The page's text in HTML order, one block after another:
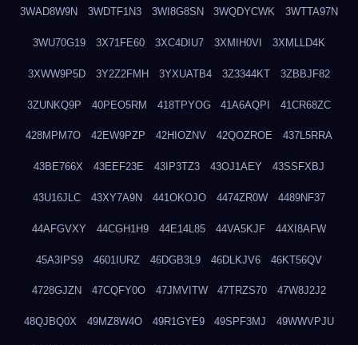
3WAD8W9N 3WDTF1N3 3WI8G8SN 3WQDYCWK 3WTTA97N
3WU70G19 3X71FE60 3XC4DIU7 3XMIH0VI 3XMLLD4K
3XWW9P5D 3Y2Z2FMH 3YXUATB4 3Z3344KT 3ZBBJF82
3ZUNKQ9P 40PEO5RM 418TPYOG 41A6AQPI 41CR68ZC
428MPM7O 42EW9PZP 42HIOZNV 42QOZROE 437L5RRA
43BE766X 43EEF23E 43IP3TZ3 43OJ1AEY 43SSFXBJ
43U16JLC 43XY7A9N 441OKOJO 4474ZR0W 4489NF37
44AFGVXY 44CGH1H9 44E14L85 44VA5KJF 44XI8AFW
45A3IPS9 4601IURZ 46DGB3L9 46DLKJV6 46KT56QV
4728GJZN 47CQFY0O 47JMVITW 47TRZS70 47W8J2J2
48QJBQ0X 49MZ8W4O 49R1GYE9 49SPF3MJ 49WWVPJU